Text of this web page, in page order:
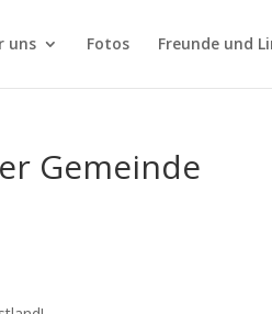
uns Fotos Freunde und
Gemeinde